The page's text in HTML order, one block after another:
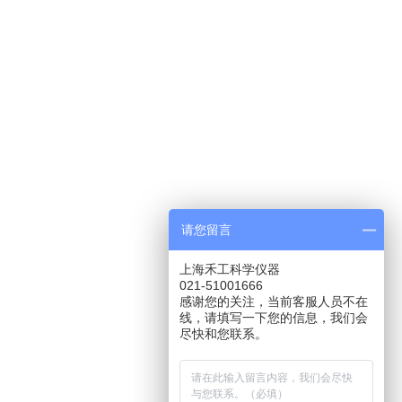
请您留言
上海禾工科学仪器
021-51001666
感谢您的关注，当前客服人员不在
线，请填写一下您的信息，我们会
尽快和您联系。